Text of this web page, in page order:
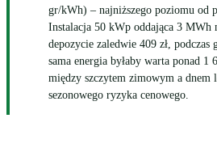
gr/kWh) – najniższego poziomu od
Instalacja 50 kWp oddająca 3 MWh
depozycie zaledwie 409 zł,
sama energia byłaby warta ponad 1
między szczytem zimowym a dnem
sezonowego ryzyka cenowego.